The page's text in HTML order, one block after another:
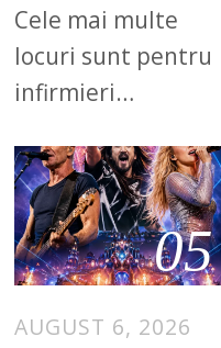
Cele mai multe
locuri sunt pentru
infirmieri…
05
AUGUST 6, 2026